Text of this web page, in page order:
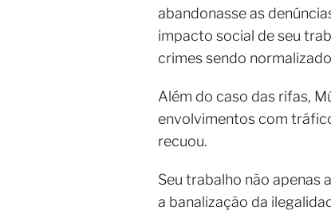
abandonasse as
impacto social de seu
crimes sendo
Além do caso das rifas,
envolvimentos com
recuou.
Seu trabalho não apenas
a banalização da